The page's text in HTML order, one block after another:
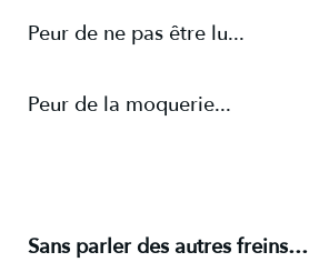
Peur de ne pas être lu...
Peur de la moquerie...
Sans parler des autres freins…